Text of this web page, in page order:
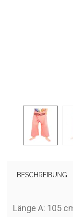
BESCHREIBUNG
Länge A: 105